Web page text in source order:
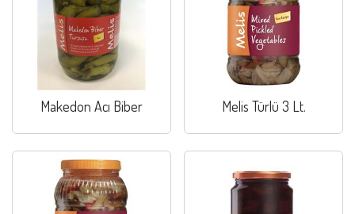
Makedon Acı Biber Melis Türlü 3 Lt.